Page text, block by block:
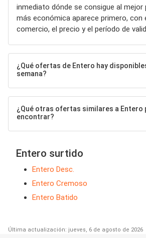
inmediato dónde se consigue al
más económica aparece primero, con
comercio, el precio y el período de
¿Qué ofertas de Entero hay
semana?
¿Qué otras ofertas similares a Entero
encontrar?
Entero surtido
Entero Desc.
Entero Cremoso
Entero Batido
Última actualización: jueves, 6 de agosto de 2026